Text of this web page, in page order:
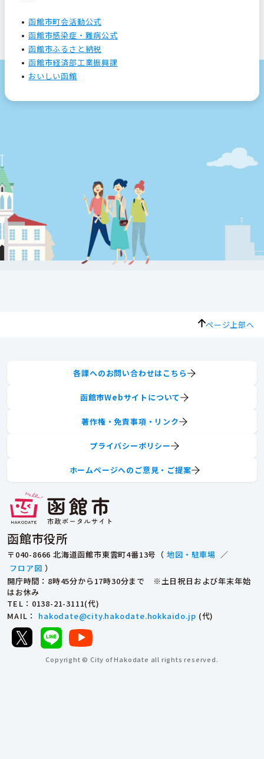
函館市町会活動公式
函館市感染症・難病公式
函館市ふるさと納税
函館市経済部工業振興課
おいしい函館
ページ上部へ
函館市役所
〒040-8666 北海道函館市東雲町4番13号（ 地図・駐車場 ／
フロア図 ）
開庁時間：8時45分から17時30分まで ※土日祝日および年末年始
はお休み
TEL ：0138-21-3111(代)
MAIL ： hakodate@city.hakodate.hokkaido.jp (代)
各課へのお問い合わせはこちら
函館市Webサイトについて
著作権・免責事項・リンク
プライバシーポリシー
ホームページへのご意見・ご提案
Copyright © City of Hakodate all rights reserved.